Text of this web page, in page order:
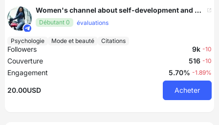
Women's channel about self-development and motivation. Woman in society 💃
Débutant 0 évaluations
Psychologie Mode et beauté Citations
Followers 9k -10
Couverture 516 -10
Engagement 5.70% -1.89%
20.00USD Acheter